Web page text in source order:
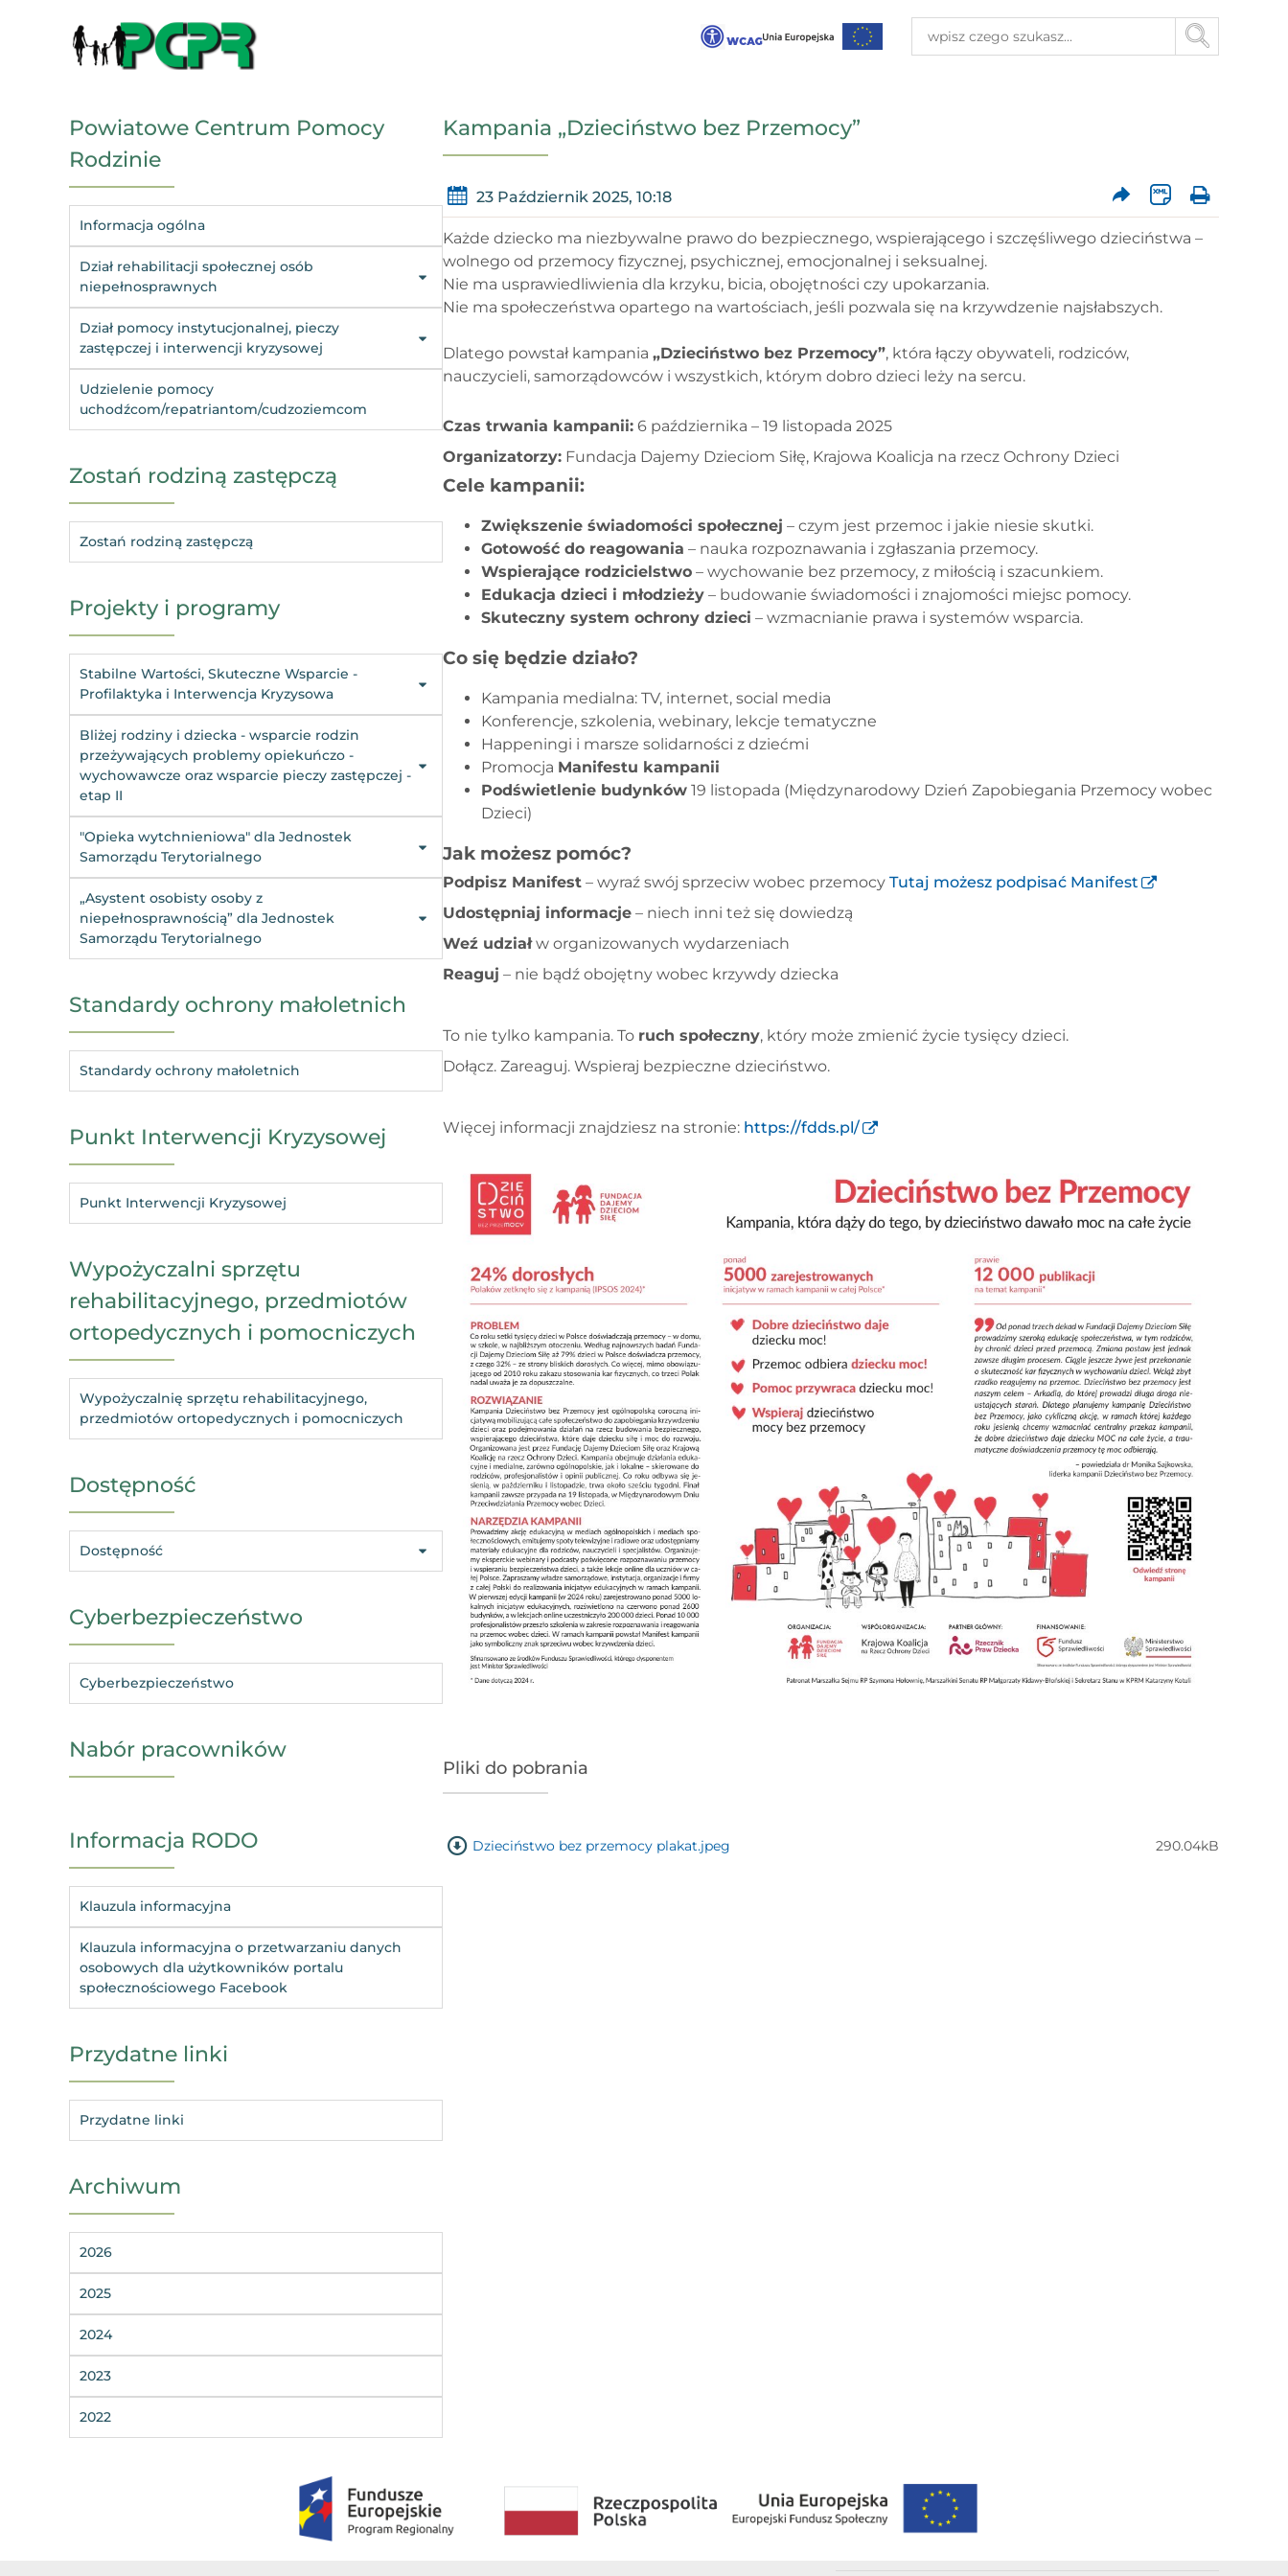
Powiatowe Centrum Pomocy
Rodzinie
Informacja ogólna
Dział rehabilitacji społecznej osób
niepełnosprawnych
Dział pomocy instytucjonalnej, pieczy
zastępczej i interwencji kryzysowej
Udzielenie pomocy
uchodźcom/repatriantom/cudzoziemcom
Zostań rodziną zastępczą
Zostań rodziną zastępczą
Projekty i programy
Stabilne Wartości, Skuteczne Wsparcie -
Profilaktyka i Interwencja Kryzysowa
Bliżej rodziny i dziecka - wsparcie rodzin
przeżywających problemy opiekuńczo -
wychowawcze oraz wsparcie pieczy zastępczej -
etap II
"Opieka wytchnieniowa" dla Jednostek
Samorządu Terytorialnego
„Asystent osobisty osoby z
niepełnosprawnością” dla Jednostek
Samorządu Terytorialnego
Standardy ochrony małoletnich
Standardy ochrony małoletnich
Punkt Interwencji Kryzysowej
Punkt Interwencji Kryzysowej
Wypożyczalni sprzętu
rehabilitacyjnego, przedmiotów
ortopedycznych i pomocniczych
Wypożyczalnię sprzętu rehabilitacyjnego,
przedmiotów ortopedycznych i pomocniczych
Dostępność
Dostępność
Cyberbezpieczeństwo
Cyberbezpieczeństwo
Nabór pracowników
Informacja RODO
Klauzula informacyjna
Klauzula informacyjna o przetwarzaniu danych
osobowych dla użytkowników portalu
społecznościowego Facebook
Przydatne linki
Przydatne linki
Archiwum
2026
2025
2024
2023
2022
Kampania „Dzieciństwo bez Przemocy”
23 Październik 2025, 10:18
Każde dziecko ma niezbywalne prawo do bezpiecznego, wspierającego i szczęśliwego dzieciństwa –
wolnego od przemocy fizycznej, psychicznej, emocjonalnej i seksualnej.
Nie ma usprawiedliwienia dla krzyku, bicia, obojętności czy upokarzania.
Nie ma społeczeństwa opartego na wartościach, jeśli pozwala się na krzywdzenie najsłabszych.
Dlatego powstał kampania „Dzieciństwo bez Przemocy”, która łączy obywateli, rodziców,
nauczycieli, samorządowców i wszystkich, którym dobro dzieci leży na sercu.
Czas trwania kampanii: 6 października – 19 listopada 2025
Organizatorzy: Fundacja Dajemy Dzieciom Siłę, Krajowa Koalicja na rzecz Ochrony Dzieci
Cele kampanii:
Zwiększenie świadomości społecznej – czym jest przemoc i jakie niesie skutki.
Gotowość do reagowania – nauka rozpoznawania i zgłaszania przemocy.
Wspierające rodzicielstwo – wychowanie bez przemocy, z miłością i szacunkiem.
Edukacja dzieci i młodzieży – budowanie świadomości i znajomości miejsc pomocy.
Skuteczny system ochrony dzieci – wzmacnianie prawa i systemów wsparcia.
Co się będzie działo?
Kampania medialna: TV, internet, social media
Konferencje, szkolenia, webinary, lekcje tematyczne
Happeningi i marsze solidarności z dziećmi
Promocja Manifestu kampanii
Podświetlenie budynków 19 listopada (Międzynarodowy Dzień Zapobiegania Przemocy wobec
Dzieci)
Jak możesz pomóc?
Podpisz Manifest – wyraź swój sprzeciw wobec przemocy Tutaj możesz podpisać Manifest
Udostępniaj informacje – niech inni też się dowiedzą
Weź udziałw organizowanych wydarzeniach
Reaguj – nie bądź obojętny wobec krzywdy dziecka
To nie tylko kampania. To ruch społeczny, który może zmienić życie tysięcy dzieci.
Dołącz. Zareaguj. Wspieraj bezpieczne dzieciństwo.
Więcej informacji znajdziesz na stronie: https://fdds.pl/
Pliki do pobrania
Dzieciństwo bez przemocy plakat.jpeg 290.04kB